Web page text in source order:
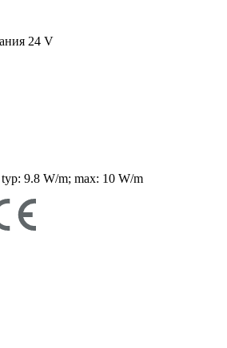
24 V
typ: 9.8 W/m; max: 10 W/m